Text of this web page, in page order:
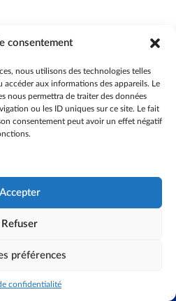
consentement
nous utilisons des technologies telles
aux informations des appareils. Le
nous permettra de traiter des données
ou les ID uniques sur ce site. Le fait
consentement peut avoir un effet négatif
Accepter
Refuser
préférences
confidentialité
internationale des anciens
légales
de cookies (UE)